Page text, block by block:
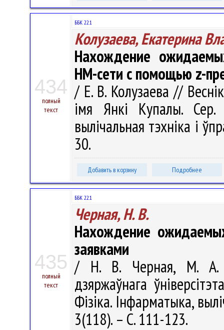
434
полный
текст
ББК 22.1
Колузаева, Екатерина
Нахождение
НМ-сети с помощью z-
/ Е. В. Колузаева //
імя Янкі Купалы. Сер.
вылічальная тэхніка і
30.
Добавить в корзину Подробнее
435
полный
текст
ББК 22.1
Черная, Н. В.
Нахождение
заявками
/ Н. В. Черная, М. А.
дзяржаўнага
Фізіка. Інфарматыка,
3(118). – С. 111-123.